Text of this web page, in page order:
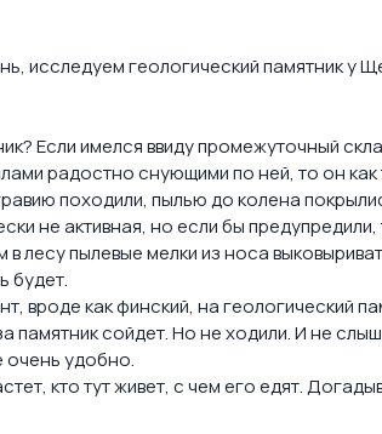
исследуем геологический памятник у
Если имелся ввиду промежуточный
радостно снующими по ней, то он как
походили, пылью до колена
не активная, но если бы
лесу пылевые мелки из носа
будет.
вроде как финский, на геологический
памятник сойдет. Но не ходили. И не
очень удобно.
кто тут живет, с чем его едят.